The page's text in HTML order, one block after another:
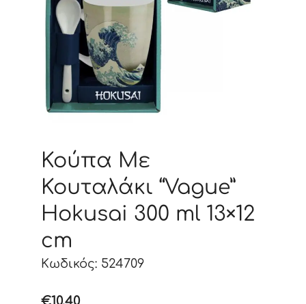
Κούπα Με
Κουταλάκι “Vague”
Hokusai 300 ml 13×12
cm
Κωδικός: 524709
€10.40